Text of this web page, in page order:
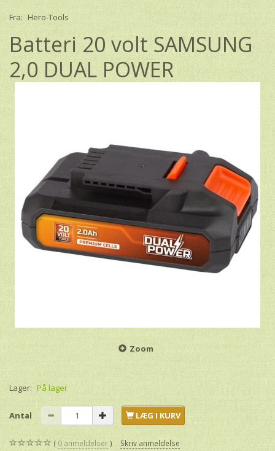
Fra: Hero-Tools
Batteri 20 volt SAMSUNG
2,0 DUAL POWER
Zoom
Lager: På lager
Antal LÆG I KURV
0 anmeldelser Skriv anmeldelse